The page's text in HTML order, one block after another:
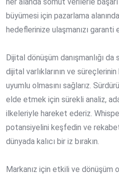
büyümesi için pazarlama
hedeflerinize ulaşmanızı garanti
Dijital dönüşüm danışmanlığı da
dijital varlıklarının ve
uyumlu olmasını sağlarız.
elde etmek için sürekli analiz,
ilkeleriyle hareket ederiz.
potansiyelini keşfedin ve
dünyada kalıcı bir iz bırakın.
Markanız için etkili ve dönüşüm